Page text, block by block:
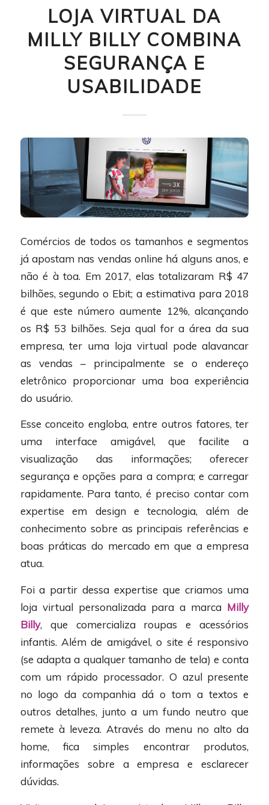
LOJA VIRTUAL DA
MILLY BILLY COMBINA
SEGURANÇA E
USABILIDADE
Comércios de todos os tamanhos e segmentos
já apostam nas vendas online há alguns anos, e
não é à toa. Em 2017, elas totalizaram R$ 47
bilhões, segundo o Ebit; a estimativa para 2018
é que este número aumente 12%, alcançando
os R$ 53 bilhões. Seja qual for a área da sua
empresa, ter uma loja virtual pode alavancar
as vendas – principalmente se o endereço
eletrônico proporcionar uma boa experiência
do usuário.
Esse conceito engloba, entre outros fatores, ter
uma interface amigável, que facilite a
visualização das informações; oferecer
segurança e opções para a compra; e carregar
rapidamente. Para tanto, é preciso contar com
expertise em design e tecnologia, além de
conhecimento sobre as principais referências e
boas práticas do mercado em que a empresa
atua.
Foi a partir dessa expertise que criamos uma
loja virtual personalizada para a marca Milly
Billy, que comercializa roupas e acessórios
infantis. Além de amigável, o site é responsivo
(se adapta a qualquer tamanho de tela) e conta
com um rápido processador. O azul presente
no logo da companhia dá o tom a textos e
outros detalhes, junto a um fundo neutro que
remete à leveza. Através do menu no alto da
home, fica simples encontrar produtos,
informações sobre a empresa e esclarecer
dúvidas.